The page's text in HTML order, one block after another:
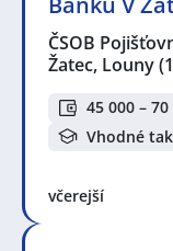
ČSOB
Žatec, Louny
45 000 – 70
Vhodné
včerejší